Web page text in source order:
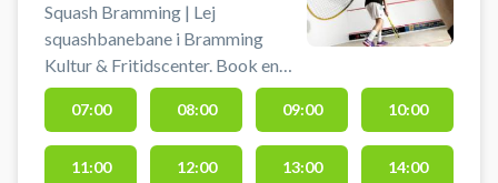
Squash Bramming | Lej
squashbanebane i Bramming
Kultur & Fritidscenter. Book en
squashbanebane og spil squash
ved Esbjerg på en af
squashbanerne i Kultur &
Fritidscentret i Bramming.
07:00 08:00 09:00 10:00
11:00 12:00 13:00 14:00